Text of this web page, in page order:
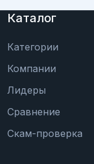
Каталог
Категории
Компании
Лидеры
Сравнение
Скам-проверка